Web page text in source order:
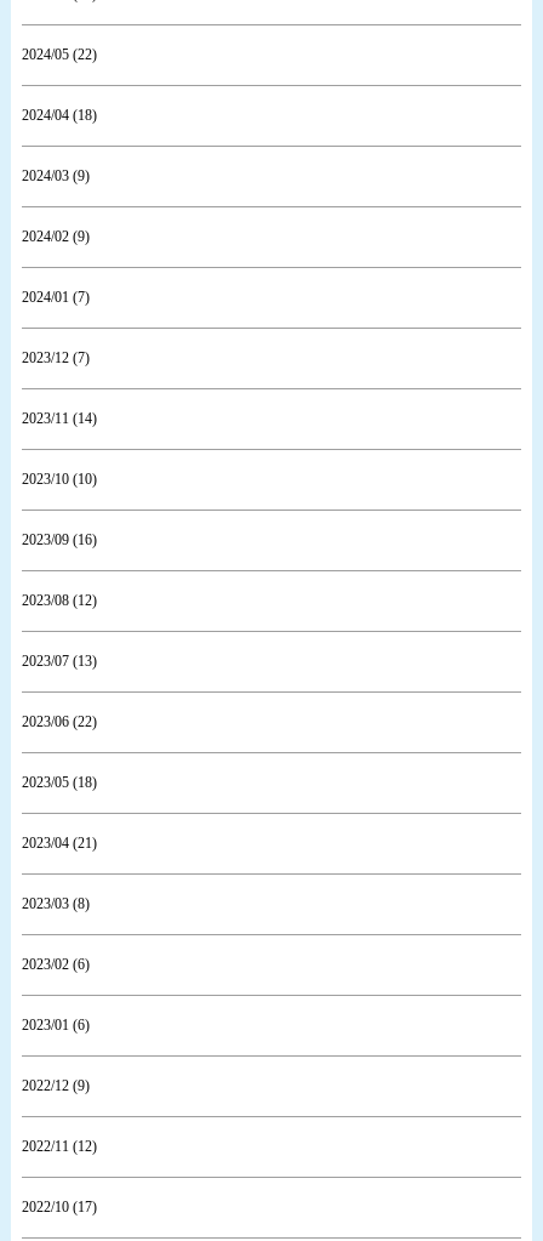
2024/05 (22)
2024/04 (18)
2024/03 (9)
2024/02 (9)
2024/01 (7)
2023/12 (7)
2023/11 (14)
2023/10 (10)
2023/09 (16)
2023/08 (12)
2023/07 (13)
2023/06 (22)
2023/05 (18)
2023/04 (21)
2023/03 (8)
2023/02 (6)
2023/01 (6)
2022/12 (9)
2022/11 (12)
2022/10 (17)